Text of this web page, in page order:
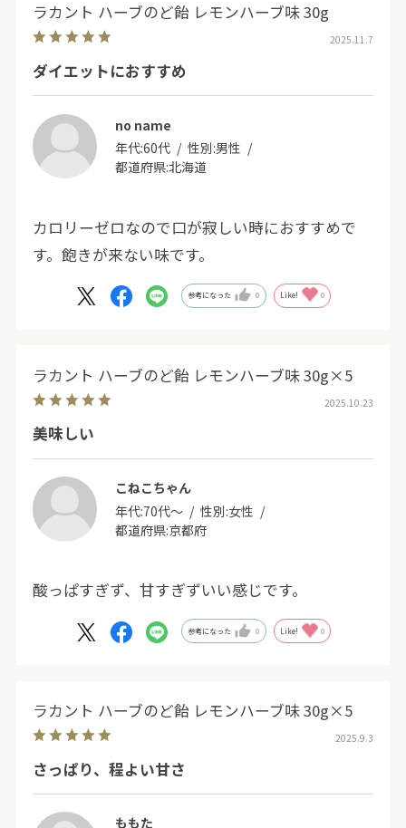
ラカント ハーブのど飴 レモンハーブ味 30g
2025.11.7
ダイエットにおすすめ
no name
年代:60代 性別:男性
都道府県:北海道
カロリーゼロなので口が寂しい時におすすめで
す。飽きが来ない味です。
参考になった 0 Like! 0
ラカント ハーブのど飴 レモンハーブ味 30g×5
2025.10.23
美味しい
こねこちゃん
年代:70代～ 性別:女性
都道府県:京都府
酸っぱすぎず、甘すぎずいい感じです。
参考になった 0 Like! 0
ラカント ハーブのど飴 レモンハーブ味 30g×5
2025.9.3
さっぱり、程よい甘さ
ももた